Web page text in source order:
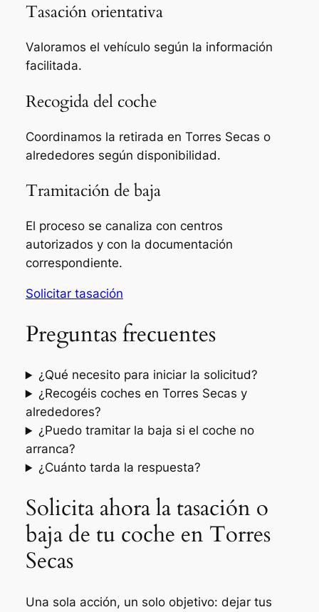
Tasación orientativa
Valoramos el vehículo según la información
facilitada.
Recogida del coche
Coordinamos la retirada en Torres Secas o
alrededores según disponibilidad.
Tramitación de baja
El proceso se canaliza con centros
autorizados y con la documentación
correspondiente.
Solicitar tasación
Preguntas frecuentes
¿Qué necesito para iniciar la solicitud?
¿Recogéis coches en Torres Secas y
alrededores?
¿Puedo tramitar la baja si el coche no
arranca?
¿Cuánto tarda la respuesta?
Solicita ahora la tasación o
baja de tu coche en Torres
Secas
Una sola acción, un solo objetivo: dejar tus